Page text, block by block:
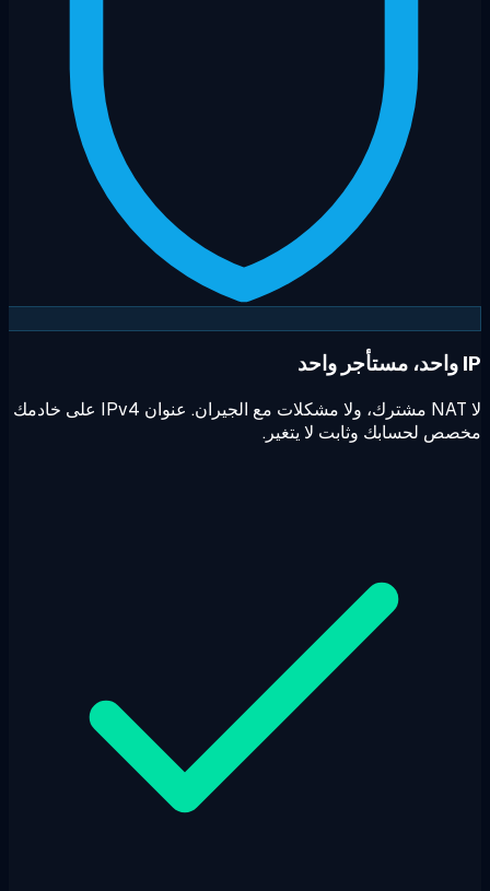
لا NAT مشترك، ولا مشكلات مع الجيران. عنوان IPv4 على خادمك
لحسابك وثابت لا يتغير.